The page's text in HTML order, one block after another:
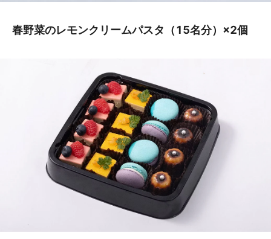
春野菜のレモンクリームパスタ（15名分）×2個